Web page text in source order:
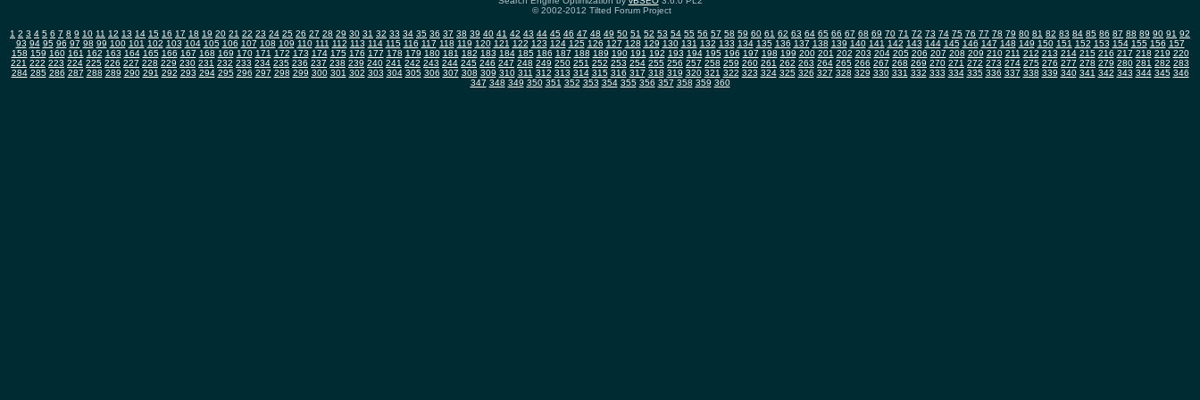
© 2002-2012 Tilted Forum Project
1 2 3 4 5 6 7 8 9 10 11 12 13 14 15 16 17 18 19 20 21 22 23 24 25 26 27 28 29 30 31 32 33 34 35 36 37 38 39 40 41 42 43 44 45 46 47 48 49 50 51 52 53 54 55 56 57 58 59 60 61 62 63 64 65 66 67 68 69 70 71 72 73 74 75 76 77 78 79 80 81 82 83 84 85 86 87 88 89 90 91 92
93 94 95 96 97 98 99 100 101 102 103 104 105 106 107 108 109 110 111 112 113 114 115 116 117 118 119 120 121 122 123 124 125 126 127 128 129 130 131 132 133 134 135 136 137 138 139 140 141 142 143 144 145 146 147 148 149 150 151 152 153 154 155 156 157
158 159 160 161 162 163 164 165 166 167 168 169 170 171 172 173 174 175 176 177 178 179 180 181 182 183 184 185 186 187 188 189 190 191 192 193 194 195 196 197 198 199 200 201 202 203 204 205 206 207 208 209 210 211 212 213 214 215 216 217 218 219 220
221 222 223 224 225 226 227 228 229 230 231 232 233 234 235 236 237 238 239 240 241 242 243 244 245 246 247 248 249 250 251 252 253 254 255 256 257 258 259 260 261 262 263 264 265 266 267 268 269 270 271 272 273 274 275 276 277 278 279 280 281 282 283
284 285 286 287 288 289 290 291 292 293 294 295 296 297 298 299 300 301 302 303 304 305 306 307 308 309 310 311 312 313 314 315 316 317 318 319 320 321 322 323 324 325 326 327 328 329 330 331 332 333 334 335 336 337 338 339 340 341 342 343 344 345 346
347 348 349 350 351 352 353 354 355 356 357 358 359 360